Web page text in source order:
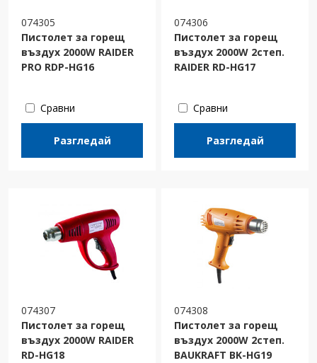
074305
Пистолет за горещ
въздух 2000W RAIDER
PRO RDP-HG16
Сравни
Разгледай
074306
Пистолет за горещ
въздух 2000W 2степ.
RAIDER RD-HG17
Сравни
Разгледай
074307
Пистолет за горещ
въздух 2000W RAIDER
RD-HG18
074308
Пистолет за горещ
въздух 2000W 2степ.
BAUKRAFT BK-HG19